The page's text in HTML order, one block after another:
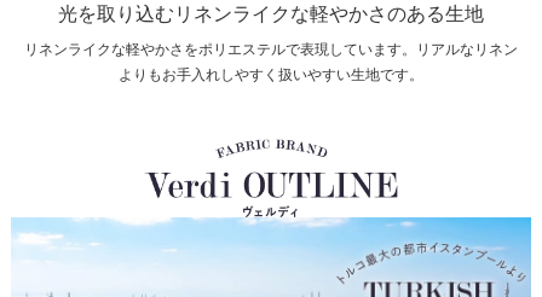
光を取り込むリネンライクな軽やかさのある生地
リネンライクな軽やかさをポリエステルで表現しています。リアルなリネン
よりもお手入れしやすく扱いやすい生地です。